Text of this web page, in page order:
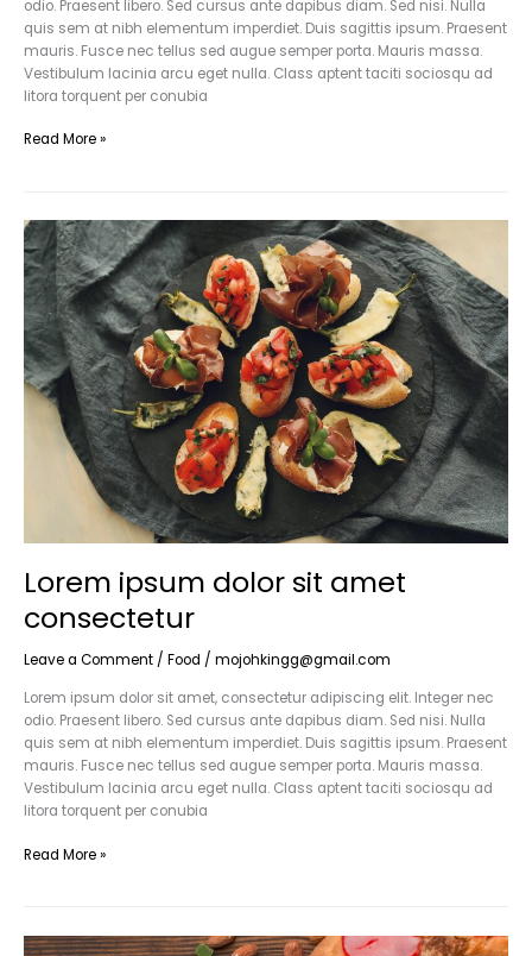
odio. Praesent libero. Sed cursus ante dapibus diam. Sed nisi. Nulla
quis sem at nibh elementum imperdiet. Duis sagittis ipsum. Praesent
mauris. Fusce nec tellus sed augue semper porta. Mauris massa.
Vestibulum lacinia arcu eget nulla. Class aptent taciti sociosqu ad
litora torquent per conubia
Read More »
Lorem ipsum dolor sit amet
consectetur
Leave a Comment / Food / mojohkingg@gmail.com
Lorem ipsum dolor sit amet, consectetur adipiscing elit. Integer nec
odio. Praesent libero. Sed cursus ante dapibus diam. Sed nisi. Nulla
quis sem at nibh elementum imperdiet. Duis sagittis ipsum. Praesent
mauris. Fusce nec tellus sed augue semper porta. Mauris massa.
Vestibulum lacinia arcu eget nulla. Class aptent taciti sociosqu ad
litora torquent per conubia
Lorem
ipsum
dolor
sit
amet
consectetur
Read More »
Cras